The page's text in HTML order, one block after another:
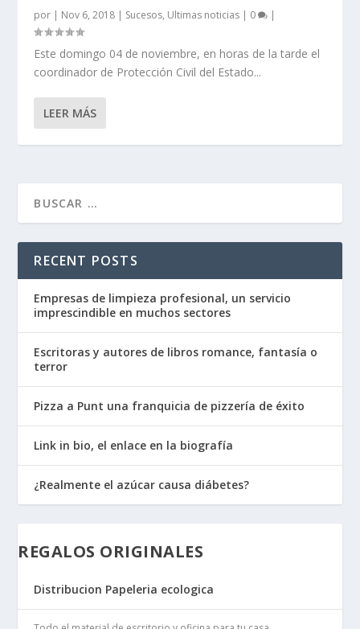
por | Nov 6, 2018 | Sucesos, Ultimas noticias | 0 |
Este domingo 04 de noviembre, en horas de la tarde el
coordinador de Protección Civil del Estado...
LEER MÁS
RECENT POSTS
Empresas de limpieza profesional, un servicio
imprescindible en muchos sectores
Escritoras y autores de libros romance, fantasía o
terror
Pizza a Punt una franquicia de pizzería de éxito
Link in bio, el enlace en la biografía
¿Realmente el azúcar causa diábetes?
REGALOS ORIGINALES
Distribucion Papeleria ecologica